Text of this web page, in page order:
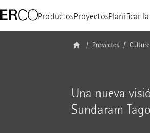
ProductosProyectosPlanificar
Proyectos Culture
Una nueva
Sundaram